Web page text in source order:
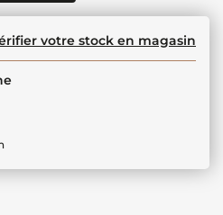
votre stock en magasin